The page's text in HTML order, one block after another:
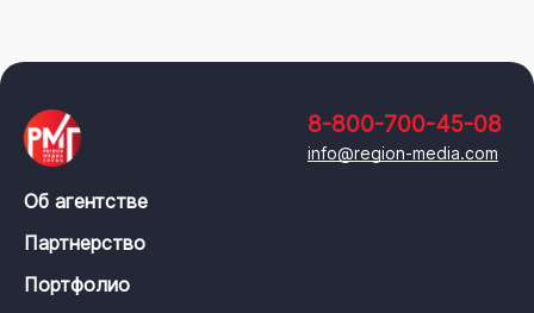
8-800-700-45-08
info@region-media.com
Об агентстве
Партнерство
Портфолио